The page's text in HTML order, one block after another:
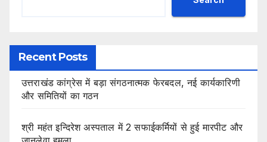
Recent Posts
उत्तराखंड कांग्रेस में बड़ा संगठनात्मक फेरबदल, नई कार्यकारिणी
और समितियों का गठन
श्री महंत इन्दिरेश अस्पताल में 2 सफाईकर्मियों से हुई मारपीट और